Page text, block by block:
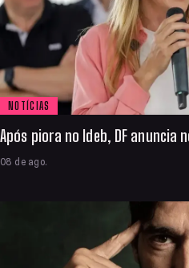
NOTÍCIAS
Após piora no Ideb, DF anuncia
08 de ago.